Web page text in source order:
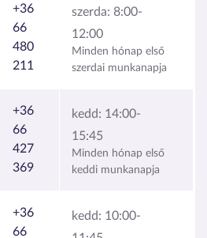
+36
66
480
211
szerda: 8:00-
12:00
Minden hónap első
szerdai munkanapja
+36
66
427
369
kedd: 14:00-
15:45
Minden hónap első
keddi munkanapja
+36
66
kedd: 10:00-